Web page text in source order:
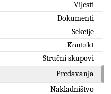
Vijesti
Dokumenti
Sekcije
Kontakt
Stručni skupovi
Predavanja
Nakladništvo